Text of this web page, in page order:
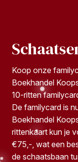
Koop onze
Boekhandel
10-ritten
De familycard is
Boekhandel
rittenkaart kun je
€75,-, wat een
de schaatsbaan